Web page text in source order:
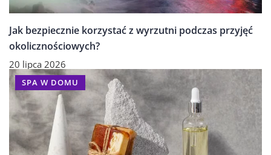
Jak bezpiecznie korzystać z wyrzutni podczas przyjęć
okolicznościowych?
20 lipca 2026
SPA W DOMU